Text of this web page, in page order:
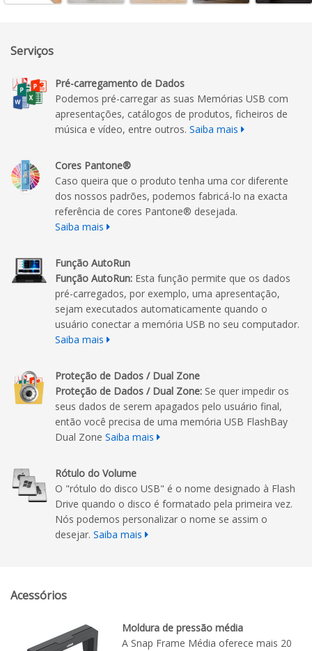
Serviços
Pré-carregamento de Dados
Podemos pré-carregar as suas Memórias USB com
apresentações, catálogos de produtos, ficheiros de
música e vídeo, entre outros. Saiba mais
Cores Pantone®
Caso queira que o produto tenha uma cor diferente
dos nossos padrões, podemos fabricá-lo na exacta
referência de cores Pantone® desejada.
Saiba mais
Função AutoRun
Função AutoRun: Esta função permite que os dados
pré-carregados, por exemplo, uma apresentação,
sejam executados automaticamente quando o
usuário conectar a memória USB no seu computador.
Saiba mais
Proteção de Dados / Dual Zone
Proteção de Dados / Dual Zone: Se quer impedir os
seus dados de serem apagados pelo usuário final,
então você precisa de uma memória USB FlashBay
Dual Zone Saiba mais
Rótulo do Volume
O "rótulo do disco USB" é o nome designado à Flash
Drive quando o disco é formatado pela primeira vez.
Nós podemos personalizar o nome se assim o
desejar. Saiba mais
Acessórios
Moldura de pressão média
A Snap Frame Média oferece mais 20